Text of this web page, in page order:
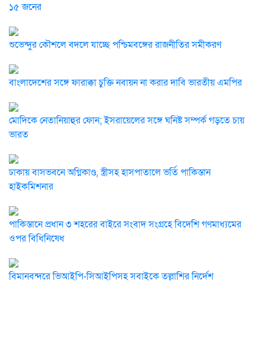
১৫ জনের
শুভেন্দুর কৌশলে বদলে যাচ্ছে পশ্চিমবঙ্গের রাজনীতির সমীকরণ
বাংলাদেশের সঙ্গে ফারাক্কা চুক্তি নবায়ন না করার দাবি ভারতীয় এমপির
মোদিকে নেতানিয়াহুর ফোন; ইসরায়েলের সঙ্গে ঘনিষ্ট সম্পর্ক গড়তে চায়
ভারত
ঢাকায় বাসভবনে অগ্নিকাণ্ড, স্ত্রীসহ হাসপাতালে ভর্তি পাকিস্তান
হাইকমিশনার
পাকিস্তানে প্রধান ৩ শহরের বাইরে সংবাদ সংগ্রহে বিদেশি গণমাধ্যমের
ওপর বিধিনিষেধ
বিমানবন্দরে ভিআইপি-সিআইপিসহ সবাইকে তল্লাশির নির্দেশ